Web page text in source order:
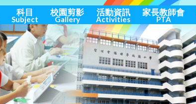
科目
Subject
校園剪影
Gallery
活動資訊
Activities
家長教師會
PTA